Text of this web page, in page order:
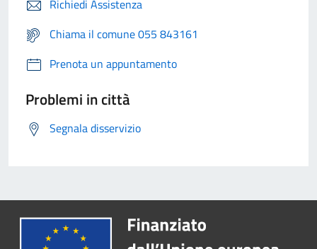
Richiedi Assistenza
Chiama il comune 055 843161
Prenota un appuntamento
Problemi in città
Segnala disservizio